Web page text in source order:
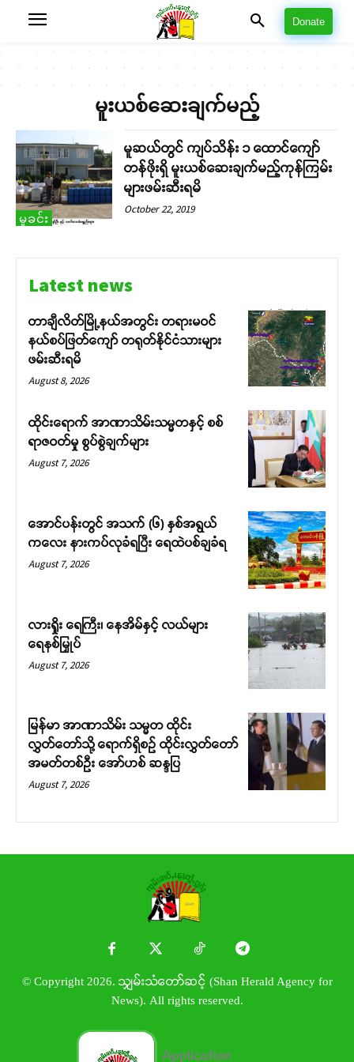
Donate
မူးယစ်ဆေးချက်မည့်
မှုခင်း
မူဆယ်တွင် ကျပ်သိန်း ၁ ထောင်ကျော်
တန်ဖိုးရှိ မူးယစ်ဆေးချက်မည့်ကုန်ကြမ်း
များဖမ်းဆီးရမိ
October 22, 2019
Latest news
တာချီလိတ်မြို့နယ်အတွင်း တရားမဝင်
နယ်စပ်ဖြတ်ကျော် တရုတ်နိုင်ငံသားများ
ဖမ်းဆီးရမိ
August 8, 2026
ထိုင်းရောက် အာဏာသိမ်းသမ္မတနှင့် စစ်
ရာဇဝတ်မှု စွပ်စွဲချက်များ
August 7, 2026
အောင်ပန်းတွင် အသက် (၆) နှစ်အရွယ်
ကလေး နားကပ်လုခံရပြီး ရေထဲပစ်ချခံရ
August 7, 2026
လားရှိုး ရေကြီး၊ နေအိမ်နှင့် လယ်များ
ရေနစ်မြှုပ်
August 7, 2026
မြန်မာ အာဏာသိမ်း သမ္မတ ထိုင်း
လွှတ်တော်သို့ ရောက်ရှိစဉ် ထိုင်းလွှတ်တော်
အမတ်တစ်ဦး အော်ဟစ် ဆန္ဒပြ
August 7, 2026
© Copyright 2026. သျှမ်းသံတော်ဆင့် (Shan Herald Agency for
News). All rights reserved.